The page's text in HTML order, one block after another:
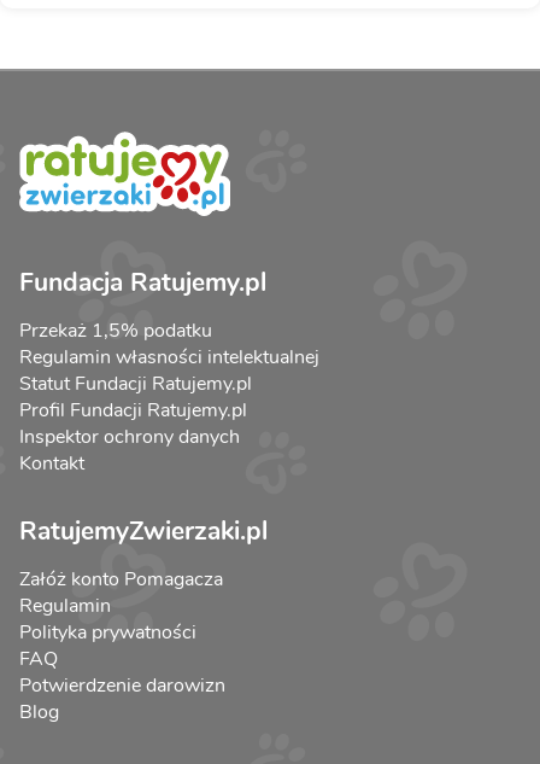
Fundacja Ratujemy.pl
Przekaż 1,5% podatku
Regulamin własności intelektualnej
Statut Fundacji Ratujemy.pl
Profil Fundacji Ratujemy.pl
Inspektor ochrony danych
Kontakt
RatujemyZwierzaki.pl
Załóż konto Pomagacza
Regulamin
Polityka prywatności
FAQ
Potwierdzenie darowizn
Blog